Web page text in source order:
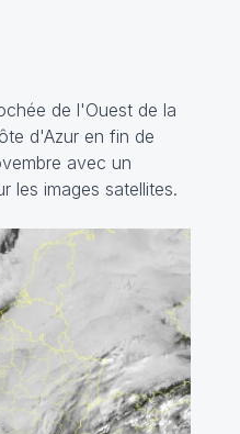
de l'Ouest de la
d'Azur en fin de
avec un
les images satellites.